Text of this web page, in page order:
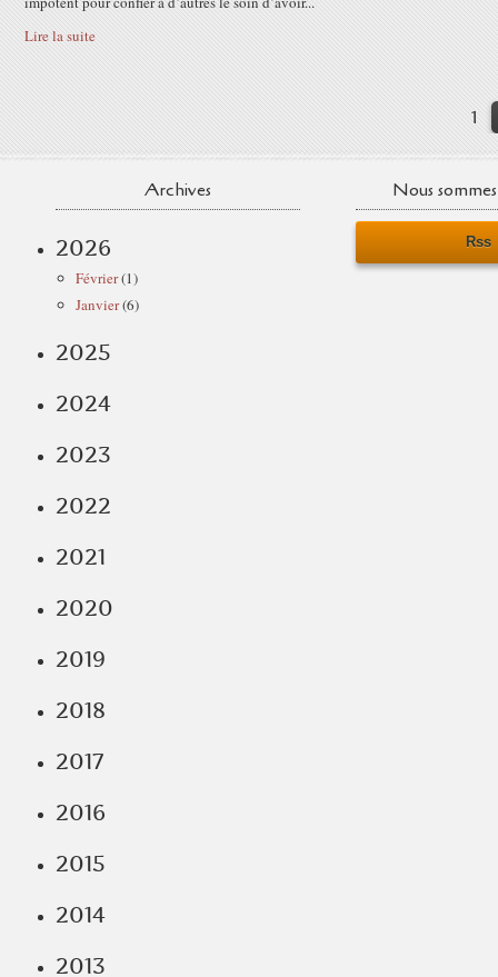
Lire la suite
1
Archives
2026
Février(1)
Janvier(6)
2025
2024
2023
2022
2021
2020
2019
2018
2017
2016
2015
2014
2013
Nous
Rss